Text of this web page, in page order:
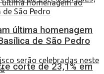
corte de 23,1% em
última homenagem
de São Pedro